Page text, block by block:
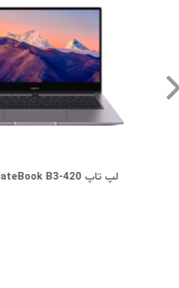
لپ تاپ Huawei MateBook B3-420